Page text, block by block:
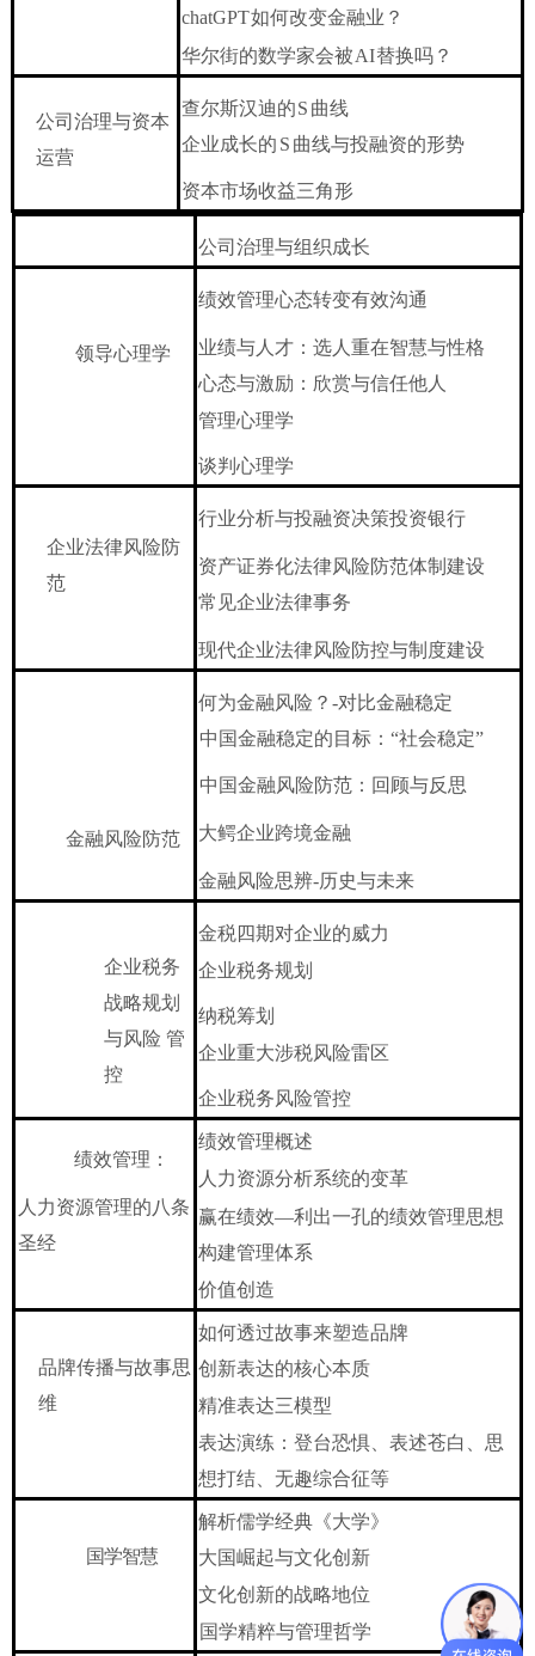
chatGPT如何改变金融业？
华尔街的数学家会被AI替换吗？
公司治理与资本
运营
查尔斯汉迪的S 曲线
企业成长的 S 曲线与投融资的形势
资本市场收益三角形
公司治理与组织成长
领导心理学
绩效管理心态转变有效沟通
业绩与人才：选人重在智慧与性格
心态与激励：欣赏与信任他人
管理心理学
谈判心理学
企业法律风险防
范
行业分析与投融资决策投资银行
资产证券化法律风险防范体制建设
常见企业法律事务
现代企业法律风险防控与制度建设
金融风险防范
何为金融风险？ -对比金融稳定
中国金融稳定的目标： “社会稳定”
中国金融风险防范：回顾与反思
大鳄企业跨境金融
金融风险思辨-历史与未来
企业税务
战略规划
与风险 管
控
金税四期对企业的威力
企业税务规划
纳税筹划
企业重大涉税风险雷区
企业税务风险管控
绩效管理：
人力资源管理的八条
圣经
绩效管理概述
人力资源分析系统的变革
赢在绩效—利出一孔的绩效管理思想
构建管理体系
价值创造
品牌传播与故事思
维
如何透过故事来塑造品牌
创新表达的核心本质
精准表达三模型
表达演练：登台恐惧、表述苍白、思
想打结、无趣综合征等
国学智慧
解析儒学经典《大学》
大国崛起与文化创新
文化创新的战略地位
国学精粹与管理哲学